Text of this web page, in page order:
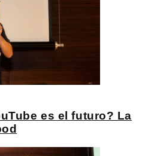
es el futuro? La